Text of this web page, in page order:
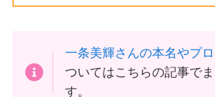
一条美輝さんの本名やプ
ついてはこちらの記事で
す。